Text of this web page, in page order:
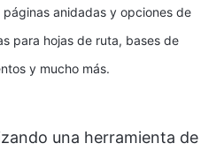
anidadas y opciones de
para hojas de ruta, bases de
y mucho más.
una herramienta de